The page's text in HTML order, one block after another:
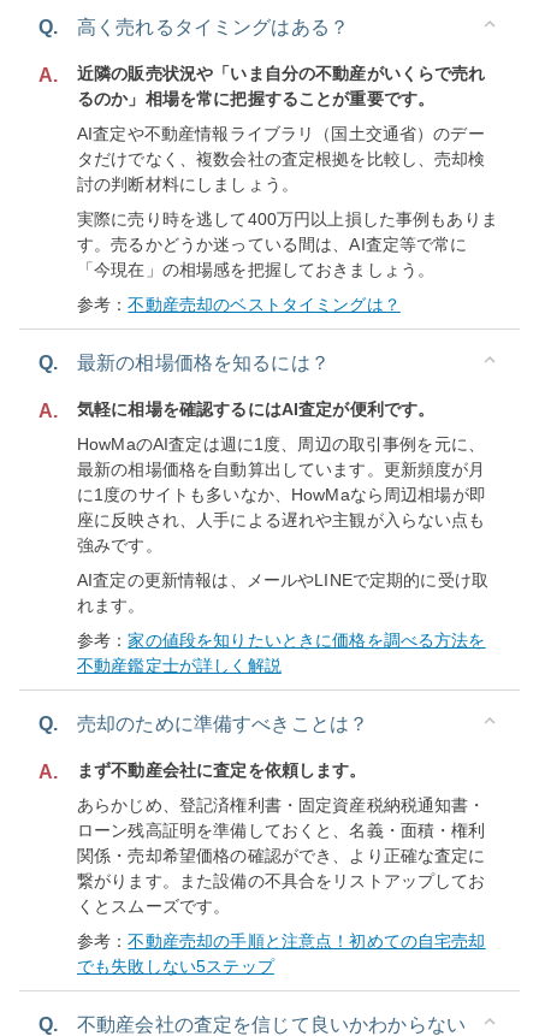
Q. 高く売れるタイミングはある？
A.
近隣の販売状況や「いま自分の不動産がいくらで売れ
るのか」相場を常に把握することが重要です。
AI査定や不動産情報ライブラリ（国土交通省）のデー
タだけでなく、複数会社の査定根拠を比較し、売却検
討の判断材料にしましょう。
実際に売り時を逃して400万円以上損した事例もありま
す。売るかどうか迷っている間は、AI査定等で常に
「今現在」の相場感を把握しておきましょう。
参考：不動産売却のベストタイミングは？
Q. 最新の相場価格を知るには？
A.
気軽に相場を確認するにはAI査定が便利です。
HowMaのAI査定は週に1度、周辺の取引事例を元に、
最新の相場価格を自動算出しています。更新頻度が月
に1度のサイトも多いなか、HowMaなら周辺相場が即
座に反映され、人手による遅れや主観が入らない点も
強みです。
AI査定の更新情報は、メールやLINEで定期的に受け取
れます。
参考：家の値段を知りたいときに価格を調べる方法を
不動産鑑定士が詳しく解説
Q. 売却のために準備すべきことは？
A.
まず不動産会社に査定を依頼します。
あらかじめ、登記済権利書・固定資産税納税通知書・
ローン残高証明を準備しておくと、名義・面積・権利
関係・売却希望価格の確認ができ、より正確な査定に
繋がります。また設備の不具合をリストアップしてお
くとスムーズです。
参考：不動産売却の手順と注意点！初めての自宅売却
でも失敗しない5ステップ
Q. 不動産会社の査定を信じて良いかわからない